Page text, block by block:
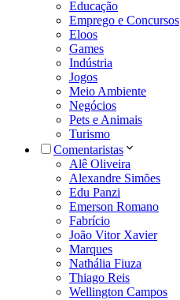
Educação
Emprego e Concursos
Eloos
Games
Indústria
Jogos
Meio Ambiente
Negócios
Pets e Animais
Turismo
Comentaristas
Alê Oliveira
Alexandre Simões
Edu Panzi
Emerson Romano
Fabrício
João Vitor Xavier
Marques
Nathália Fiuza
Thiago Reis
Wellington Campos